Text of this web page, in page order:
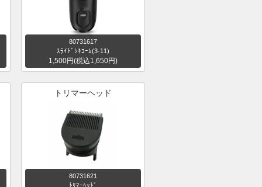
80731617
ｽﾗｲﾄﾞｼｷｺｰﾑ(3-11)
1,500円(税込1,650円)
トリマーヘッド
80731621
ﾄﾘﾏｰﾍｯﾄﾞ